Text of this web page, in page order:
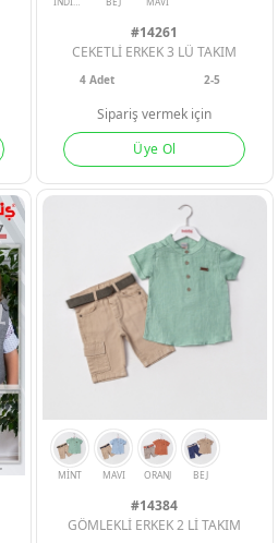
ERKEK
KIZ ÇOCUK
ERKEK
KIZ ÇOCUK
ERKEK
KIZ ÇOCUK
#14261
CEKETLİ ERKEK 3 LÜ TAKIM
4Adet 2-5
Sipariş vermek için
Üye Ol
#14384
GÖMLEKLİ ERKEK 2 Lİ TAKIM